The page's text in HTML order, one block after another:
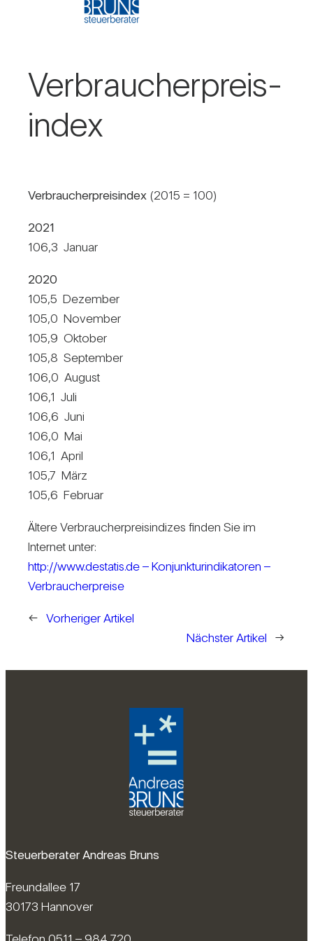
Ver­brau­cher­preis­
index
Ver­brau­cher­preis­index (2015 = 100)
2021
106,3 Januar
2020
105,5 Dezember
105,0 November
105,9 Oktober
105,8 Sep­tember
106,0 August
106,1 Juli
106,6 Juni
106,0 Mai
106,1 April
105,7 März
105,6 Februar
Ältere Ver­brau­cher­preis­in­dizes finden Sie im
Internet unter:
http://www.destatis.de – Kon­junk­tur­in­di­ka­toren –
Ver­brau­cher­preise
← Vorheriger Artikel
Nächster Artikel
→
Steuerberater Andreas Bruns
Freundallee 17
30173 Hannover